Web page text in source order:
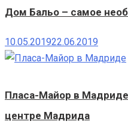
Дом Бальо – самое
10.05.201922.06.2019
Пласа-Майор в
центре Мадрида